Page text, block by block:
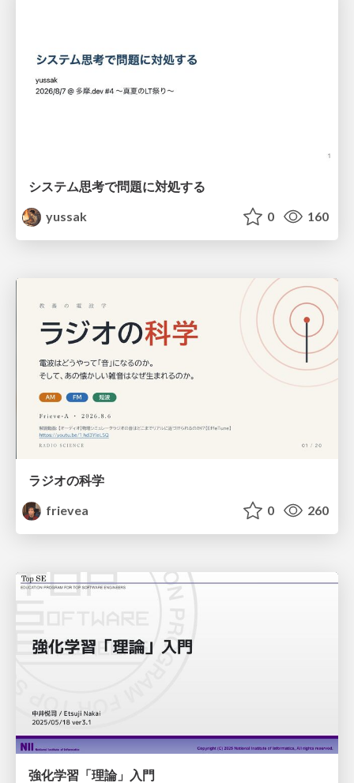
システム思考で問題に対処する
yussak
0 160
ラジオの科学
frievea
0 260
強化学習「理論」入門